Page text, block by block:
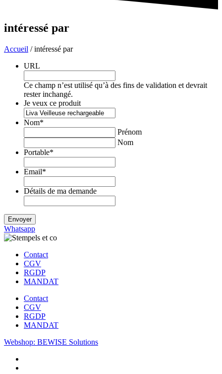
intéressé par
Accueil / intéressé par
URL
Ce champ n’est utilisé qu’à des fins de validation et devrait
rester inchangé.
Je veux ce produit
Nom*
Prénom
Nom
Portable*
Email*
Détails de ma demande
Whatsapp
Contact
CGV
RGDP
MANDAT
Contact
CGV
RGDP
MANDAT
Webshop: BEWISE Solutions